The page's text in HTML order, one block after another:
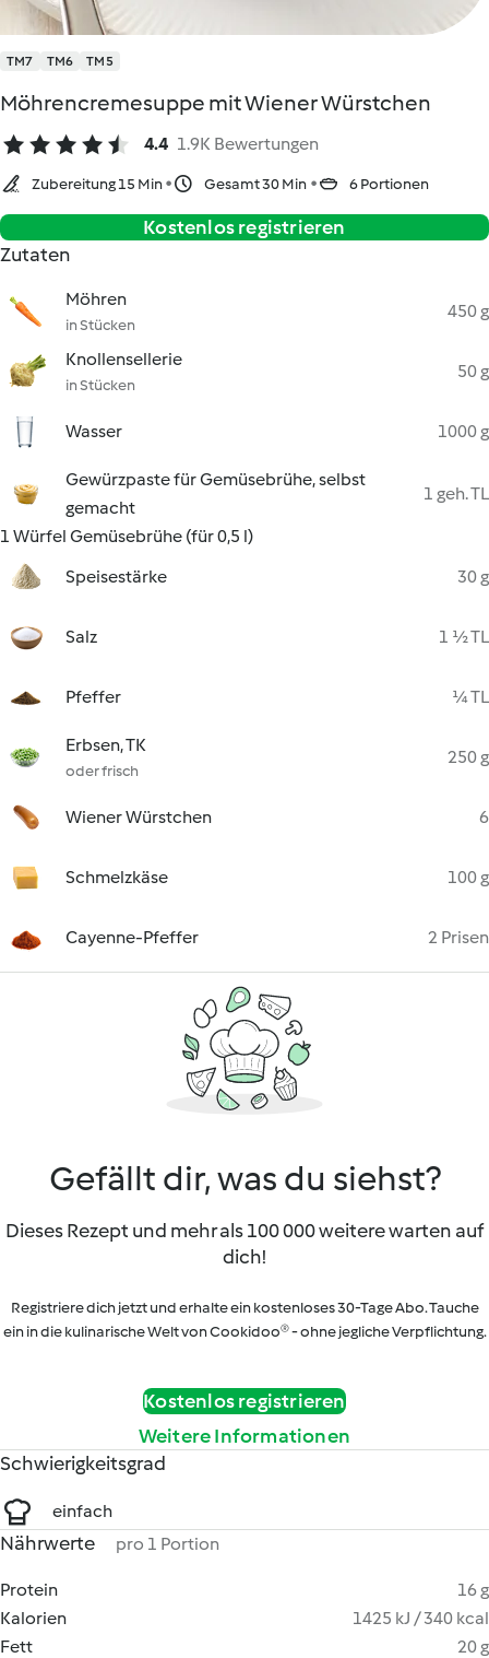
TM7 TM6 TM5
Möhrencremesuppe mit Wiener Würstchen
4.4 1.9K Bewertungen
Zubereitung 15 Min Gesamt 30 Min 6 Portionen
Kostenlos registrieren
Zutaten
Möhren
in Stücken
450 g
Knollensellerie
in Stücken
50 g
Wasser 1000 g
Gewürzpaste für Gemüsebrühe, selbst
gemacht
1 geh. TL
1 Würfel Gemüsebrühe (für 0,5 l)
Speisestärke
30 g
Salz 1 ½ TL
Pfeffer ¼ TL
Erbsen, TK
oder frisch
250 g
Wiener Würstchen 6
Schmelzkäse 100 g
Cayenne-Pfeffer 2 Prisen
Gefällt dir, was du siehst?
Dieses Rezept und mehr als 100 000 weitere warten auf
dich!
Registriere dich jetzt und erhalte ein kostenloses 30-Tage Abo. Tauche
ein in die kulinarische Welt von Cookidoo® - ohne jegliche Verpflichtung.
Kostenlos registrieren
Weitere Informationen
Schwierigkeitsgrad
einfach
Nährwerte pro 1 Portion
Protein
16 g
Kalorien
1425 kJ / 340 kcal
Fett
20 g